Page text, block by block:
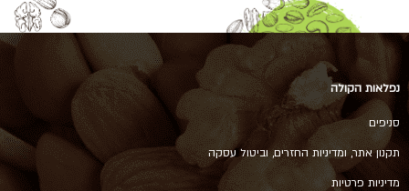
נפלאות הקולה
סניפים
תקנון אתר, ומדיניות החזרים, וביטול עסקה
מדיניות פרטיות